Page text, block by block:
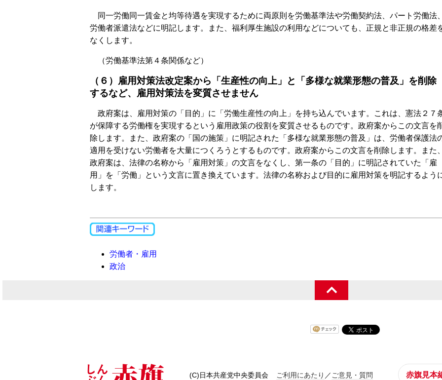
同一労働同一賃金と均等待遇を実現するために両原則を労働基準法や労働契約法、パート労働法、
労働者派遣法などに明記します。また、福利厚生施設の利用などについても、正規と非正規の格差
なくします。
（労働基準法第４条関係など）
（６）雇用対策法改定案から「生産性の向上」と「多様な就業形態の普及」を削除
するなど、雇用対策法を変質させません
政府案は、雇用対策の「目的」に「労働生産性の向上」を持ち込んでいます。これは、憲法２７
が保障する労働権を実現するという雇用政策の役割を変質させるものです。政府案からこの文言を
除します。また、政府案の「国の施策」に明記された「多様な就業形態の普及」は、労働者保護法
適用を受けない労働者を大量につくろうとするものです。政府案からこの文言を削除します。また、
政府案は、法律の名称から「雇用対策」の文言をなくし、第一条の「目的」に明記されていた「雇
用」を「労働」という文言に置き換えています。法律の名称および目的に雇用対策を明記するよう
します。
労働者・雇用
政治
(C)日本共産党中央委員会 ご利用にあたり ／ご意見・質問 赤旗見本